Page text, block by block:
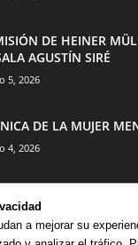
DE HEINER
AGUSTÍN SIRÉ
5, 2026
DE LA MUJER
4, 2026
a mejorar su